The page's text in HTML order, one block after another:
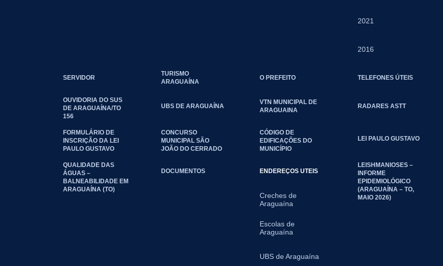
2021
2016
SERVIDOR
TURISMO
ARAGUAÍNA
O PREFEITO TELEFONES ÚTEIS
OUVIDORIA DO SUS
DE ARAGUAÍNA/TO
156
UBS DE ARAGUAÍNA
VTN MUNICIPAL DE
ARAGUAINA
RADARES ASTT
FORMULÁRIO DE
INSCRIÇÃO DA LEI
PAULO GUSTAVO
CONCURSO
MUNICIPAL SÃO
JOÃO DO CERRADO
CÓDIGO DE
EDIFICAÇÕES DO
MUNICÍPIO
LEI PAULO GUSTAVO
QUALIDADE DAS
ÁGUAS –
BALNEABILIDADE EM
ARAGUAÍNA (TO)
DOCUMENTOS ENDEREÇOS UTEIS
Creches de
Araguaína
Escolas de
Araguaína
UBS de Araguaína
LEISHMANIOSES –
INFORME
EPIDEMIOLÓGICO
(ARAGUAÍNA – TO,
MAIO 2026)